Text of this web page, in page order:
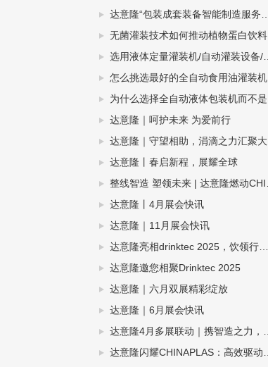
达意隆“包装成套装备智能制造服务平台”入选广州市第一批“四化”赋能重点平台！
无菌灌装技术如何推动植物蛋白饮料灌装设备扩大市场规模
选用液体定量灌装机/自动灌装设备/液体自动灌装机的四个步骤
怎么挑选最好的全自动食用油灌装机
为什么选择全自动液体包装机而不是半自动或手动灌装机？
达意隆｜呵护未来 为爱前行
达意隆｜守望相助，涓滴之力汇聚大爱江河
达意隆丨春启新程，展耀全球
整线智造 塑领未来 | 达意隆燃动CHINAPLAS 2026！
达意隆丨4月展会快讯
达意隆｜11月展会快讯
达意隆亮相drinktec 2025，饮领行业新未来！
达意隆邀您相聚Drinktec 2025
达意隆｜六月双展精彩绽放
达意隆｜6月展会快讯
达意隆4月多展联动｜携智造之力，踏春而来
达意隆闪耀CHINAPLAS：高效驱动，智塑未来！